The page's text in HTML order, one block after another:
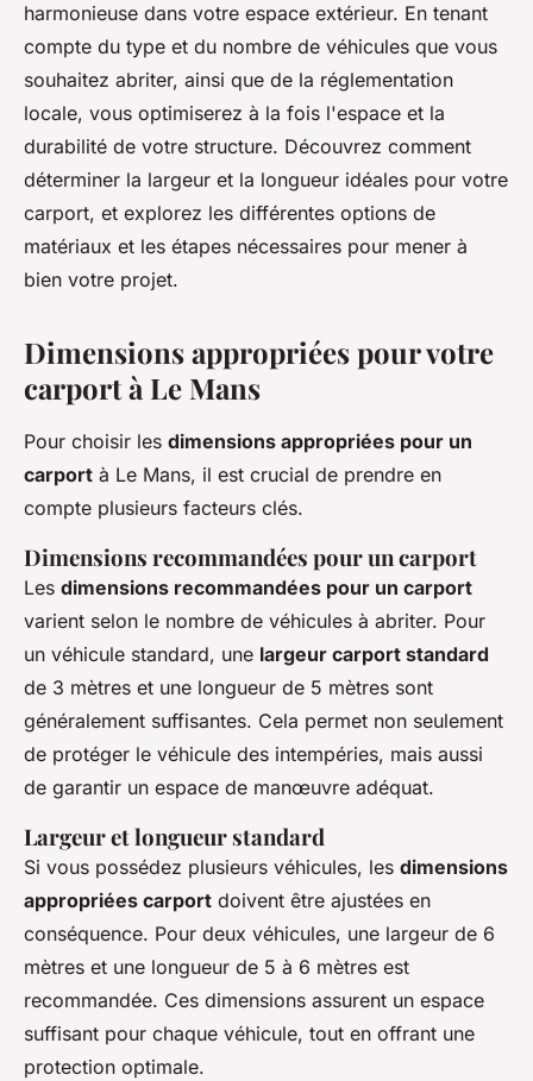
harmonieuse dans votre espace extérieur. En tenant
compte du type et du nombre de véhicules que vous
souhaitez abriter, ainsi que de la réglementation
locale, vous optimiserez à la fois l'espace et la
durabilité de votre structure. Découvrez comment
déterminer la largeur et la longueur idéales pour votre
carport, et explorez les différentes options de
matériaux et les étapes nécessaires pour mener à
bien votre projet.
Dimensions appropriées pour votre
carport à Le Mans
Pour choisir les dimensions appropriées pour un
carport à Le Mans, il est crucial de prendre en
compte plusieurs facteurs clés.
Dimensions recommandées pour un carport
Les dimensions recommandées pour un carport
varient selon le nombre de véhicules à abriter. Pour
un véhicule standard, une largeur carport standard
de 3 mètres et une longueur de 5 mètres sont
généralement suffisantes. Cela permet non seulement
de protéger le véhicule des intempéries, mais aussi
de garantir un espace de manœuvre adéquat.
Largeur et longueur standard
Si vous possédez plusieurs véhicules, les dimensions
appropriées carport doivent être ajustées en
conséquence. Pour deux véhicules, une largeur de 6
mètres et une longueur de 5 à 6 mètres est
recommandée. Ces dimensions assurent un espace
suffisant pour chaque véhicule, tout en offrant une
protection optimale.